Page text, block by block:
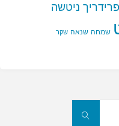
פרידריך ניטשה
שמחה שנאה שקר
חפשו